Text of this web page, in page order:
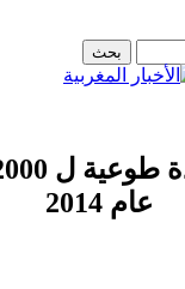
عام 2014